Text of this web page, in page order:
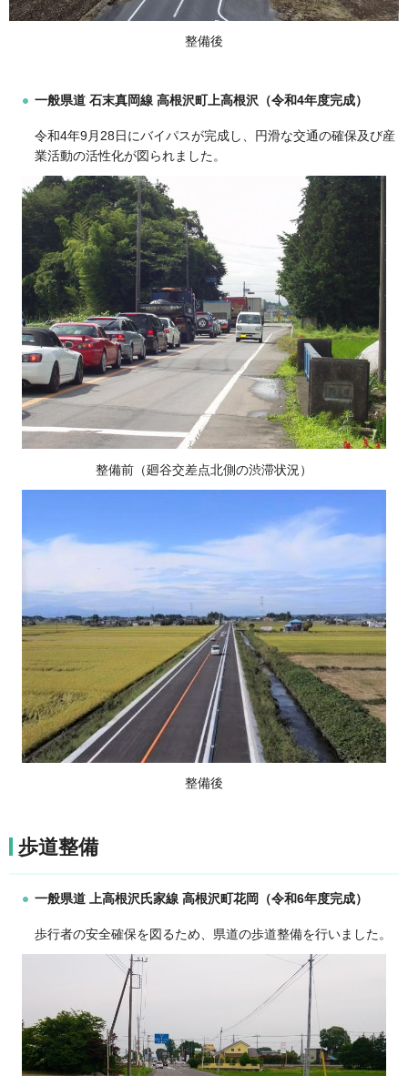
整備後
一般県道 石末真岡線 高根沢町上高根沢（令和4年度完成）
令和4年9月28日にバイパスが完成し、円滑な交通の確保及び産
業活動の活性化が図られました。
整備前（廻谷交差点北側の渋滞状況）
整備後
歩道整備
一般県道 上高根沢氏家線 高根沢町花岡（令和6年度完成）
歩行者の安全確保を図るため、県道の歩道整備を行いました。